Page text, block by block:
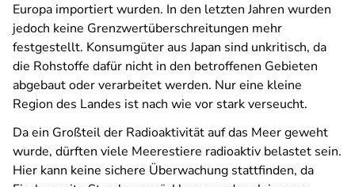
Europa importiert wurden. In den letzten Jahren wurden
jedoch keine Grenzwertüberschreitungen mehr
festgestellt. Konsumgüter aus Japan sind unkritisch, da
die Rohstoffe dafür nicht in den betroffenen Gebieten
abgebaut oder verarbeitet werden. Nur eine kleine
Region des Landes ist nach wie vor stark verseucht.
Da ein Großteil der Radioaktivität auf das Meer geweht
wurde, dürften viele Meerestiere radioaktiv belastet sein.
Hier kann keine sichere Überwachung stattfinden, da